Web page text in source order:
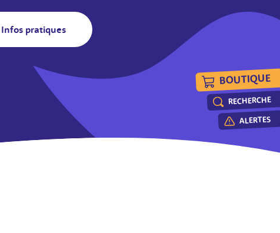
Infos pratiques
BOUTIQUE
RECHERCHE
ALERTES